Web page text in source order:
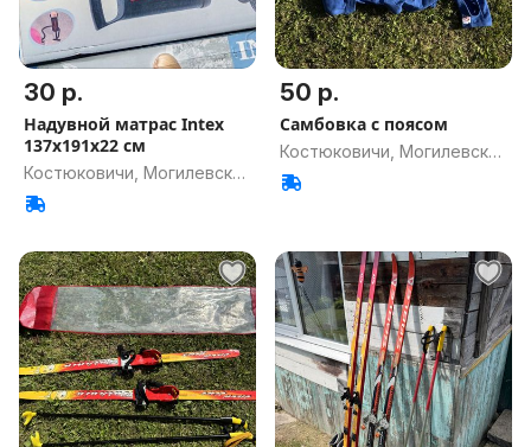
30 р.
Надувной матрас Intex
137x191x22 см
Костюковичи, Могилевская
обл.
50 р.
Самбовка с поясом
Костюковичи, Могилевская
обл.